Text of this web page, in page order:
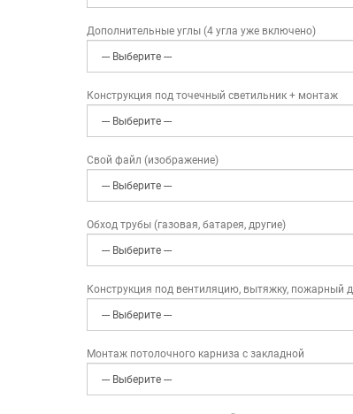
Дополнительные углы (4 угла уже включено)
Конструкция под точечный светильник + монтаж
Свой файл (изображение)
Обход трубы (газовая, батарея, другие)
Конструкция под вентиляцию, вытяжку, пожарный
Монтаж потолочного карниза с закладной